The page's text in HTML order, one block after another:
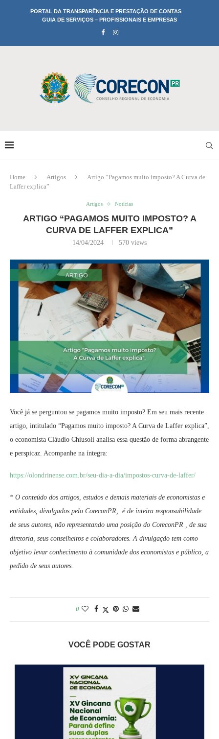
PORTAL DA TRANSPARÊNCIA E PRESTAÇÃO DE CONTAS
GUIA DE SERVIÇOS – PROFISSIONAIS E EMPRESAS
Home Artigos
Artigo “Pagamos muito imposto? A Curva de
Laffer explica”
Artigos Notícias
ARTIGO “PAGAMOS MUITO IMPOSTO? A
CURVA DE LAFFER EXPLICA”
14/04/2024 570 views
Você já se perguntou se pagamos muito imposto? Em seu mais recente
artigo, intitulado “Pagamos muito imposto? A Curva de Laffer explica”,
o economista Cláudio Chiusoli analisa essa questão de forma abrangente
e perspicaz. Acompanhe na íntegra:
https://olondrinense.com.br/seu-dia-a-dia/impostos-curva-de-laffer/
* O conteúdo dos artigos, estudos e demais materiais de economistas e
entidades, divulgados pelo CoreconPR, é de inteira responsabilidade
de seus autores, não representando uma posição do CoreconPR , de sua
diretoria, seus conselheiros e colaboradores. A divulgação tem como
objetivo levar conhecimento à comunidade dos economistas e público, a
pedido de seus autores.
0
VOCÊ PODE GOSTAR